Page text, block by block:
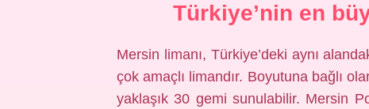
Türkiye’nin en
Mersin limanı, Türkiye’deki aynı
çok amaçlı limandır. Boyutuna bağlı
yaklaşık 30 gemi sunulabilir. Mersin